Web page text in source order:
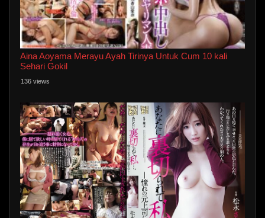
Aina Aoyama Merayu Ayah Tirinya Untuk Cum 10 kali
Sehari Gokil
136 views